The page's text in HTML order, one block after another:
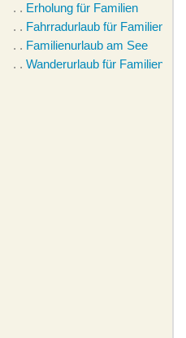
. . Erholung für Familien
. . Fahrradurlaub für Familien
. . Familienurlaub am See
. . Wanderurlaub für Familien